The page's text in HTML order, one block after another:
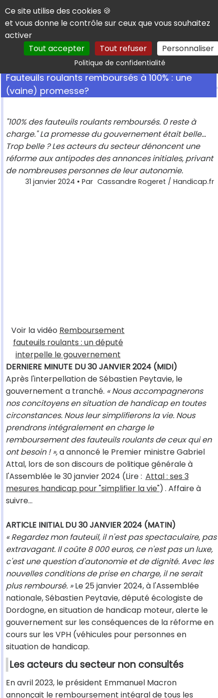
Panneau de gestion des cookies
Ce site utilise des cookies 🍪
et vous donne le contrôle sur ceux que vous souhaitez
activer
Tout accepter
Tout refuser Personnaliser
Politique de confidentialitéRechercher
Fauteuils roulants remboursés à 100% : une
(vaine) promesse?
"100% des fauteuils roulants remboursés. 0 reste à
charge." La promesse du gouvernement était belle...
Trop belle ? Les acteurs du secteur dénoncent une
réforme aux antipodes des annonces initiales, privant
de nombreuses personnes de leur autonomie.
31 janvier 2024 • Par Cassandre Rogeret / Handicap.fr
Voir la vidéo Remboursement
fauteuils roulants : un député
interpelle le gouvernement
DERNIERE MINUTE DU 30 JANVIER 2024 (MIDI)
Après l'interpellation de Sébastien Peytavie, le
gouvernement a tranché. « Nous accompagnerons
nos concitoyens en situation de handicap en toutes
circonstances. Nous leur simplifierons la vie. Nous
prendrons intégralement en charge le
remboursement des fauteuils roulants de ceux qui en
ont besoin ! »,a annoncé le Premier ministre Gabriel
Attal, lors de son discours de politique générale à
l'Assemblée le 30 janvier 2024 (Lire : Attal : ses 3
mesures handicap pour "simplifier la vie"). Affaire à
suivre...
ARTICLE INITIAL DU 30 JANVIER 2024 (MATIN)
« Regardez mon fauteuil, il n'est pas spectaculaire, pas
extravagant. Il coûte 8 000 euros, ce n'est pas un luxe,
c'est une question d'autonomie et de dignité. Avec les
nouvelles conditions de prise en charge, il ne serait
plus remboursé. »Le 25 janvier 2024, à l'Assemblée
nationale, Sébastien Peytavie, député écologiste de
Dordogne, en situation de handicap moteur, alerte le
gouvernement sur les conséquences de la réforme en
cours sur les VPH (véhicules pour personnes en
situation de handicap.
Les acteurs du secteur non consultés
En avril 2023, le président Emmanuel Macron
annonçait le remboursement intégral de tous les